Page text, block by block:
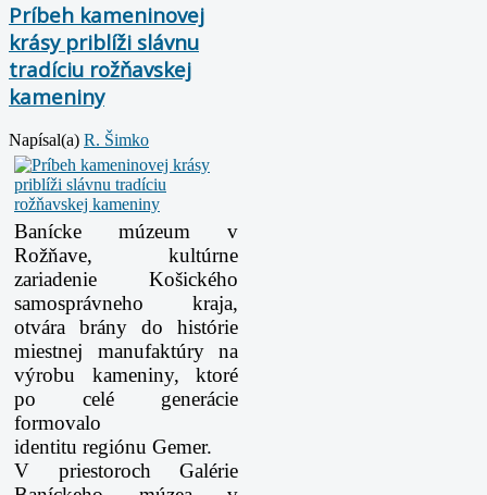
Príbeh kameninovej
krásy priblíži slávnu
tradíciu rožňavskej
kameniny
Napísal(a) R. Šimko
Banícke múzeum v
Rožňave, kultúrne
zariadenie Košického
samosprávneho kraja,
otvára brány do histórie
miestnej manufaktúry na
výrobu kameniny, ktoré
po celé generácie
formovalo
identitu regiónu Gemer.
V priestoroch Galérie